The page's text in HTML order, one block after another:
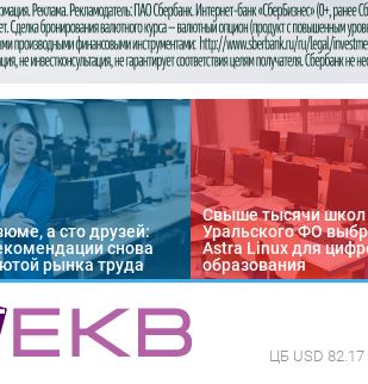
а сто друзей:
снова
рынка труда
Свыше тысячи школ
Уральского ФО
Astra Linux для
образования
ЦБ USD 82.17